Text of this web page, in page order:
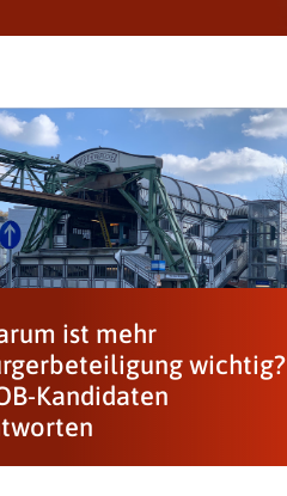
ist mehr
wichtig?
Kandidaten